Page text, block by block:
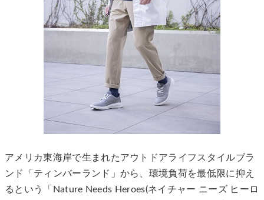
アメリカ東海岸で生まれたアウトドアライフスタイルブラ
ンド「ティンバーランド」から、環境負荷を最低限に抑え
るという「Nature Needs Heroes(ネイチャー ニーズ ヒーロ